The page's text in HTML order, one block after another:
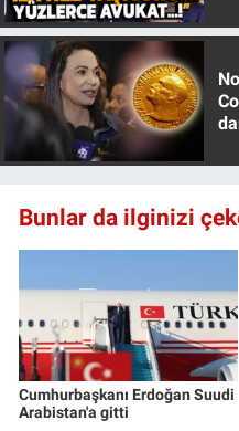
Bunlar da ilginizi
Cumhurbaşkanı Erdoğan Suudi
Arabistan'a gitti
Canlı Yayın